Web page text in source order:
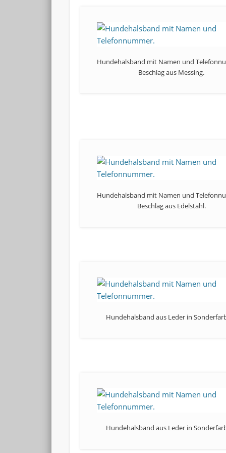
Hundehalsband mit Namen und
Beschlag aus Messing.
Hundehalsband mit Namen und
Beschlag aus Edelstahl.
Hundehalsband aus Leder in
Hundehalsband aus Leder in